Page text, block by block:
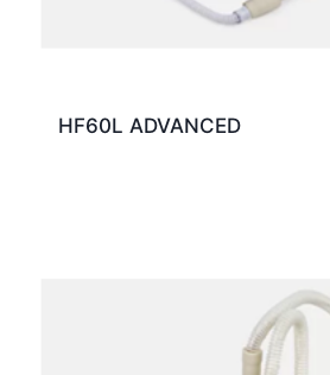
HF60L ADVANCED